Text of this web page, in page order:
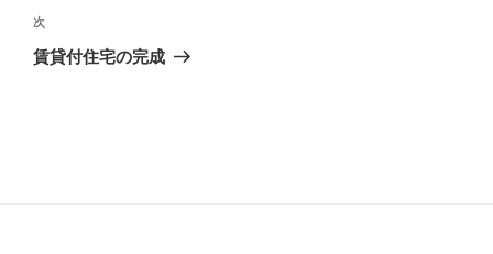
ビ
ゲ
投
稿
次
の
次
賃貸付住宅の完成